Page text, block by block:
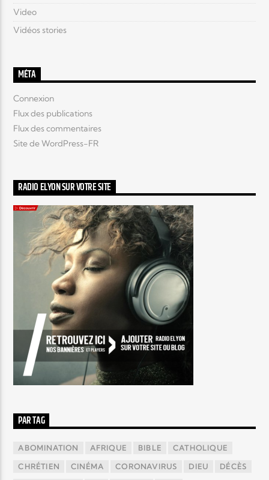
Video
Vidéos stories
MÉTA
Connexion
Flux des publications
Flux des commentaires
Site de WordPress-FR
RADIO ELYON SUR VOTRE SITE
PAR TAG
ABOMINATION AFRIQUE BIBLE CATHOLIQUE
CHRÉTIEN CINÉMA CORONAVIRUS DIEU DÉCÈS